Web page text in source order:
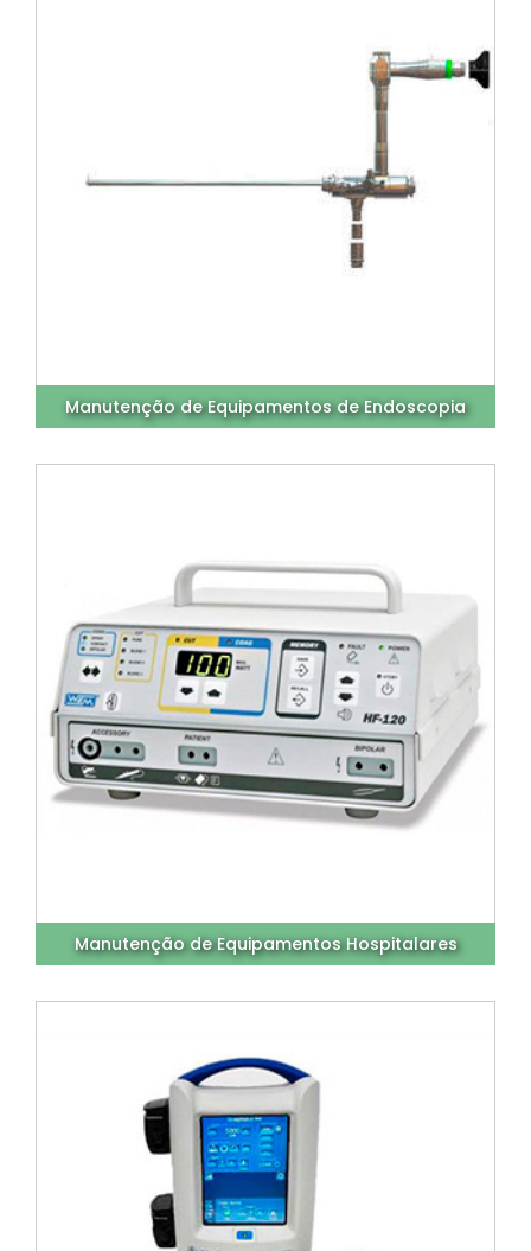
Manutenção de Equipamentos de Endoscopia
Manutenção de Equipamentos Hospitalares